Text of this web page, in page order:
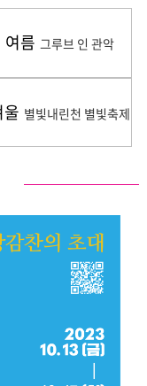
여름 그루브 인 관악
울 별빛내린천 별빛축제